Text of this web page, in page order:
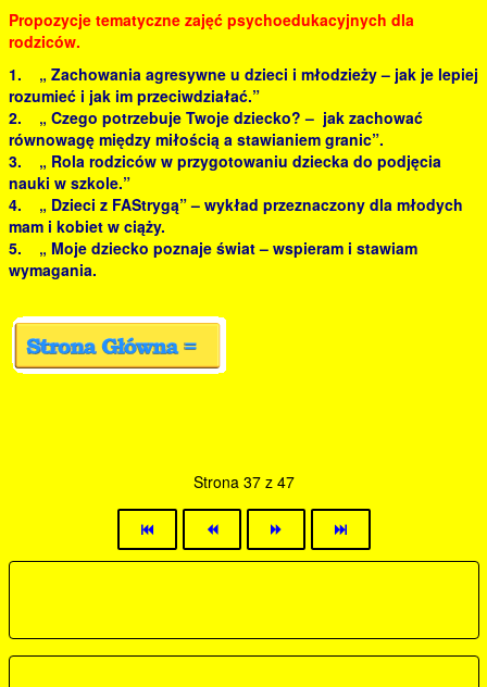
Propozycje tematyczne zajęć psychoedukacyjnych dla
rodziców.
1. „ Zachowania agresywne u dzieci i młodzieży – jak je lepiej
rozumieć i jak im przeciwdziałać.”
2. „ Czego potrzebuje Twoje dziecko? – jak zachować
równowagę między miłością a stawianiem granic”.
3. „ Rola rodziców w przygotowaniu dziecka do podjęcia
nauki w szkole.”
4. „ Dzieci z FAStrygą” – wykład przeznaczony dla młodych
mam i kobiet w ciąży.
5. „ Moje dziecko poznaje świat – wspieram i stawiam
wymagania.
Strona 37 z 47